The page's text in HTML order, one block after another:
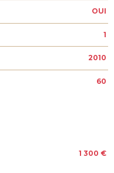
OUI
1
2010
60
1 300 €